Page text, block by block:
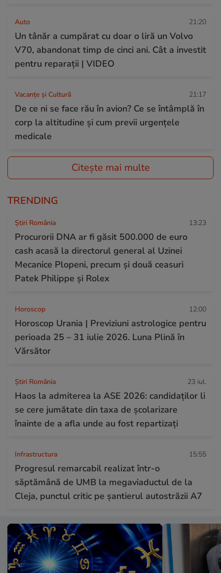
Auto 21:20
Un tânăr a cumpărat cu doar o liră un Volvo
V70, abandonat timp de cinci ani. Cât a investit
pentru reparații | VIDEO
Vacanțe și Cultură 21:17
De ce ni se face rău în avion? Ce se întâmplă în
corp la altitudine și cum previi urgențele
medicale
Citește mai multe
TRENDING
Știri România 13:23
Procurorii DNA ar fi găsit 500.000 de euro
cash acasă la directorul general al Uzinei
Mecanice Plopeni, precum și două ceasuri
Patek Philippe și Rolex
Horoscop 12:00
Horoscop Urania | Previziuni astrologice pentru
perioada 25 – 31 iulie 2026. Luna Plină în
Vărsător
Știri România 23 iul.
Haos la admiterea la ASE 2026: candidaților li
se cere jumătate din taxa de școlarizare
înainte de a afla unde au fost repartizați
Infrastructura 15:55
Progresul remarcabil realizat într-o
săptămână de UMB la megaviaductul de la
Cleja, punctul critic pe șantierul autostrăzii A7